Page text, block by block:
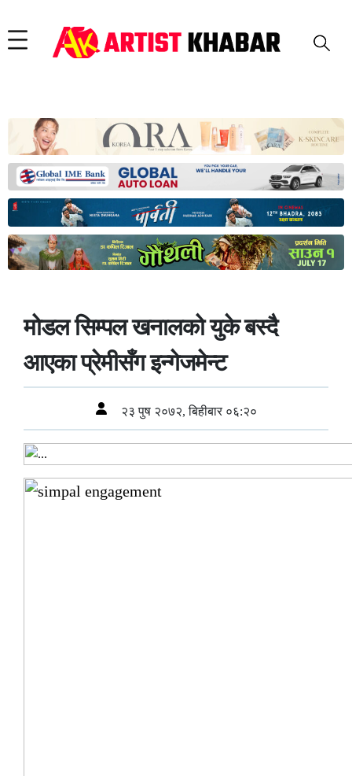
मोडल सिम्पल खनालको युके बस्दै
आएका प्रेमीसँग इन्गेजमेन्ट
२३ पुष २०७२, बिहीबार ०६:२०